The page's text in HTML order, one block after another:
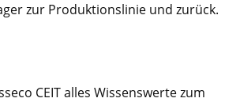
zur Produktionslinie und zurück.
CEIT alles Wissenswerte zum